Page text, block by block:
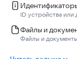
ID устройства
Файлы и
Файлы и документы